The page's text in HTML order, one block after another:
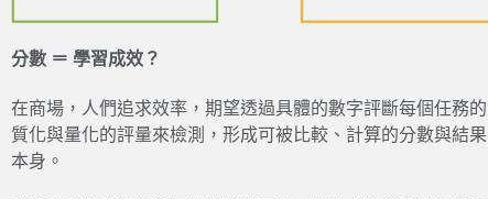
分數 ＝ 學習成效？
在商場，人們追求效率，期望透過具體的數字評斷每個任務
質化與量化的評量來檢測，形成可被比較、計算的分數與結
本身。